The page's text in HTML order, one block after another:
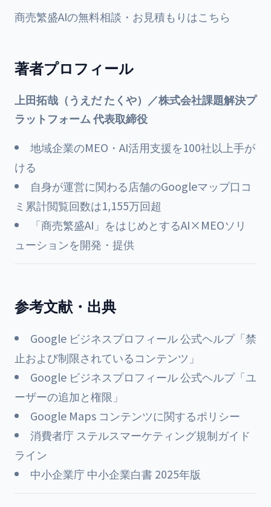
商売繁盛AIの無料相談・お見積もりはこちら
著者プロフィール
上田拓哉（うえだ たくや）／株式会社課題解決プ
ラットフォーム 代表取締役
地域企業のMEO・AI活用支援を100社以上手が
ける
自身が運営に関わる店舗のGoogleマップ口コ
ミ累計閲覧回数は1,155万回超
「商売繁盛AI」をはじめとするAI×MEOソリ
ューションを開発・提供
参考文献・出典
Google ビジネスプロフィール 公式ヘルプ「禁
止および制限されているコンテンツ」
Google ビジネスプロフィール 公式ヘルプ「ユ
ーザーの追加と権限」
Google Maps コンテンツに関するポリシー
消費者庁 ステルスマーケティング規制ガイド
ライン
中小企業庁 中小企業白書 2025年版